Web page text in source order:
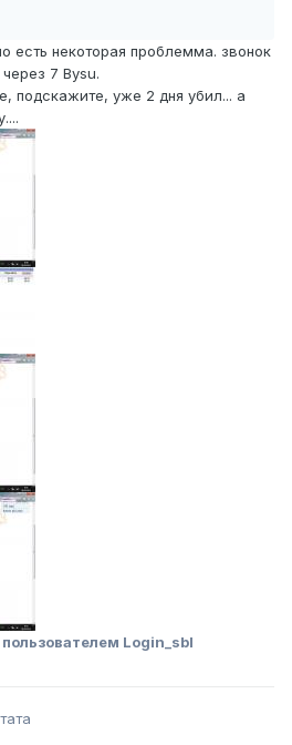
есть некоторая проблемма. звонок
7 Bysu.
подскажите, уже 2 дня убил... а
пользователем Login_sbl